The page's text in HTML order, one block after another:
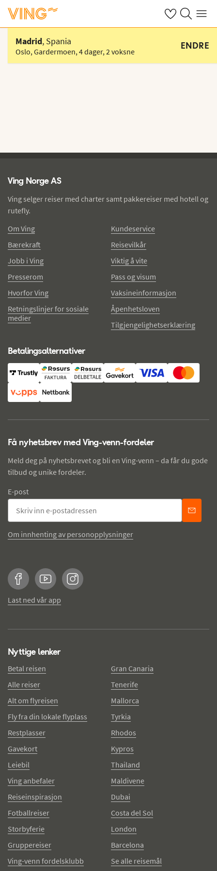
Se dine sparte
Søk påMeny
Velg hotell
Madrid, Spania
Oslo, Gardermoen,4 dager,2 voksne
ENDRE
Ving Norge AS
Ving selger reiser med charter samt pakkereiser med hotell og
rutefly.
Om Ving
Bærekraft
Jobb i Ving
Presserom
Hvorfor Ving
Retningslinjer for sosiale
medier
Kundeservice
Reisevilkår
Viktig å vite
Pass og visum
Vaksineinformasjon
Åpenhetsloven
Tilgjengelighetserklæring
Betalingsalternativer
Få nyhetsbrev med Ving-venn-fordeler
Meld deg på nyhetsbrevet og bli en Ving-venn – da får du gode
tilbud og unike fordeler.
E-post
Om innhenting av personopplysninger
FacebookYouTubeInstagram
Last ned vår app
Nyttige lenker
Betal reisen
Alle reiser
Alt om flyreisen
Fly fra din lokale flyplass
Restplasser
Gavekort
Leiebil
Ving anbefaler
Reiseinspirasjon
Fotballreiser
Storbyferie
Gruppereiser
Ving-venn fordelsklubb
Gran Canaria
Tenerife
Mallorca
Tyrkia
Rhodos
Kypros
Thailand
Maldivene
Dubai
Costa del Sol
London
Barcelona
Se alle reisemål